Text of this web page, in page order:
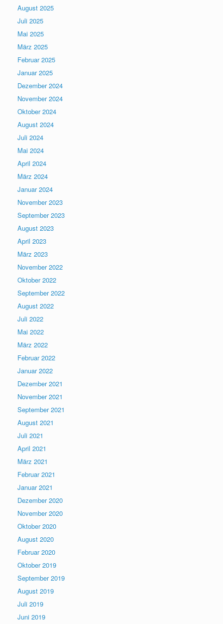
August 2025
Juli 2025
Mai 2025
März 2025
Februar 2025
Januar 2025
Dezember 2024
November 2024
Oktober 2024
August 2024
Juli 2024
Mai 2024
April 2024
März 2024
Januar 2024
November 2023
September 2023
August 2023
April 2023
März 2023
November 2022
Oktober 2022
September 2022
August 2022
Juli 2022
Mai 2022
März 2022
Februar 2022
Januar 2022
Dezember 2021
November 2021
September 2021
August 2021
Juli 2021
April 2021
März 2021
Februar 2021
Januar 2021
Dezember 2020
November 2020
Oktober 2020
August 2020
Februar 2020
Oktober 2019
September 2019
August 2019
Juli 2019
Juni 2019